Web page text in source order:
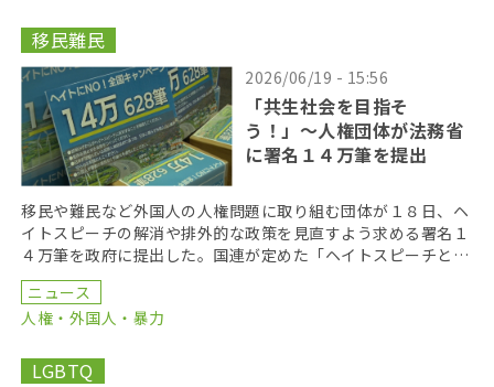
移民難民
2026/06/19 - 15:56
「共生社会を目指そ
う！」〜人権団体が法務省
に署名１４万筆を提出
移民や難民など外国人の人権問題に取り組む団体が１８日、ヘ
イトスピーチの解消や排外的な政策を見直すよう求める署名１
４万筆を政府に提出した。国連が定めた「ヘイトスピーチと闘
う国際デー」に合わせて法務省に提出した。 「ヘイトに […]
ニュース
人権・外国人・暴力
LGBTQ